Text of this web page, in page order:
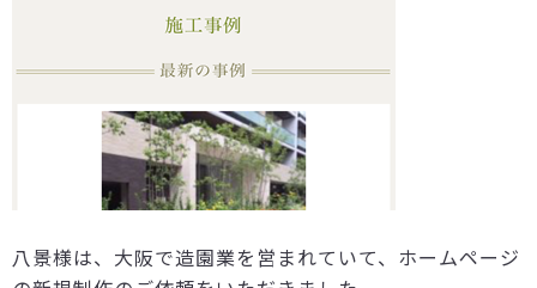
八景様は、大阪で造園業を営まれていて、ホームページ